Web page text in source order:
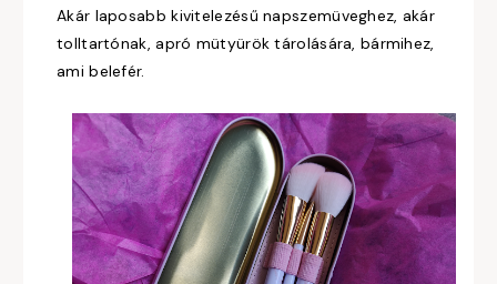
Akár laposabb kivitelezésű napszemüveghez, akár
tolltartónak, apró mütyürök tárolására, bármihez,
ami belefér.